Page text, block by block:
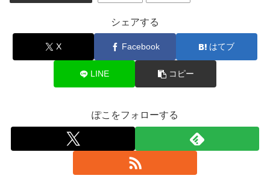
シェアする
X Facebook はてブ
LINE コピー
ぽこをフォローする